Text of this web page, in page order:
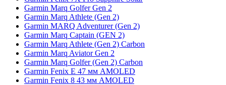
Garmin Marq Golfer Gen 2
Garmin Marq Athlete (Gen 2)
Garmin MARQ Adventurer (Gen 2)
Garmin Marq Captain (GEN 2)
Garmin Marq Athlete (Gen 2) Carbon
Garmin Marq Aviator Gen 2
Garmin Marq Golfer (Gen 2) Carbon
Garmin Fenix E 47 мм AMOLED
Garmin Fenix 8 43 мм AMOLED